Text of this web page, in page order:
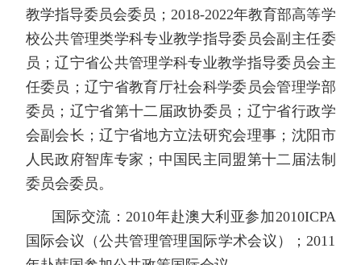
教学指导委员会委员；2018-2022年教育部高等学
校公共管理类学科专业教学指导委员会副主任委
员；辽宁省公共管理学科专业教学指导委员会主
任委员；辽宁省教育厅社会科学委员会管理学部
委员；辽宁省第十二届政协委员；辽宁省行政学
会副会长；辽宁省地方立法研究会理事；沈阳市
人民政府智库专家；中国民主同盟第十二届法制
委员会委员。
国际交流：2010年赴澳大利亚参加2010ICPA
国际会议（公共管理管理国际学术会议）；2011